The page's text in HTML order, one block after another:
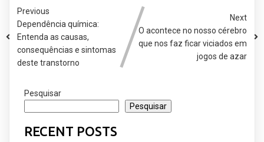
Previous
Dependência química:
Entenda as causas,
consequências e sintomas
deste transtorno
Next
O acontece no nosso cérebro
que nos faz ficar viciados em
jogos de azar
Pesquisar
Pesquisar
RECENT POSTS